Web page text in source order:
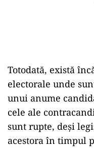
Totodată, există
electorale unde
unui anume
cele ale
sunt rupte, deși
acestora în timpul